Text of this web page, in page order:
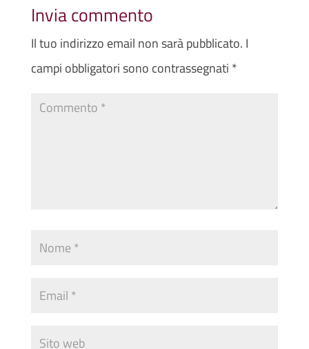
Invia commento
Il tuo indirizzo email non sarà pubblicato. I
campi obbligatori sono contrassegnati *